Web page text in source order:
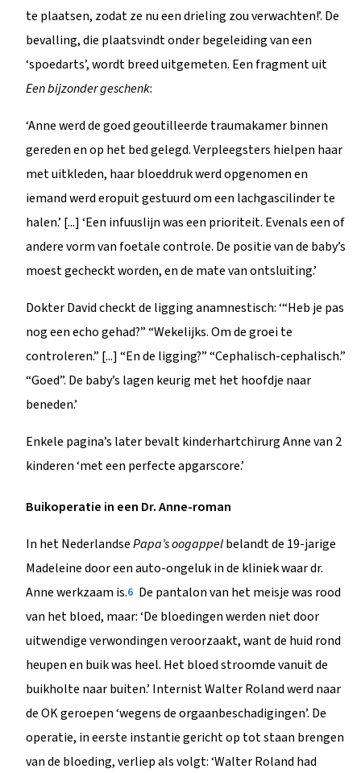
te plaatsen, zodat ze nu een drieling zou verwachten!’. De
bevalling, die plaatsvindt onder begeleiding van een
‘spoedarts’, wordt breed uitgemeten. Een fragment uit
Een bijzonder geschenk:
‘Anne werd de goed geoutilleerde traumakamer binnen
gereden en op het bed gelegd. Verpleegsters hielpen haar
met uitkleden, haar bloeddruk werd opgenomen en
iemand werd eropuit gestuurd om een lachgascilinder te
halen.’ [...] ‘Een infuuslijn was een prioriteit. Evenals een of
andere vorm van foetale controle. De positie van de baby’s
moest gecheckt worden, en de mate van ontsluiting.’
Dokter David checkt de ligging anamnestisch: ‘“Heb je pas
nog een echo gehad?” “Wekelijks. Om de groei te
controleren.” [...] “En de ligging?” “Cephalisch-cephalisch.”
“Goed”. De baby’s lagen keurig met het hoofdje naar
beneden.’
Enkele pagina’s later bevalt kinderhartchirurg Anne van 2
kinderen ‘met een perfecte apgarscore.’
Buikoperatie in een Dr. Anne-roman
In het NederlandsePapa’s oogappelbelandt de 19-jarige
Madeleine door een auto-ongeluk in de kliniek waar dr.
Anne werkzaam is.6 De pantalon van het meisje was rood
van het bloed, maar: ‘De bloedingen werden niet door
uitwendige verwondingen veroorzaakt, want de huid rond
heupen en buik was heel. Het bloed stroomde vanuit de
buikholte naar buiten.’ Internist Walter Roland werd naar
de OK geroepen ‘wegens de orgaanbeschadigingen’. De
operatie, in eerste instantie gericht op tot staan brengen
van de bloeding, verliep als volgt: ‘Walter Roland had